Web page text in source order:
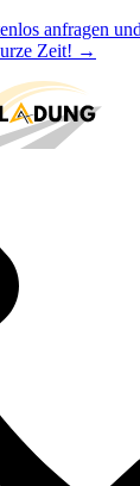
anfragen
Zeit! →